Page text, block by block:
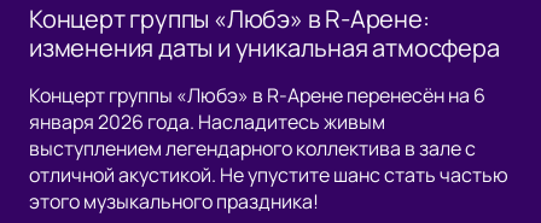
Концерт группы «Любэ» в R-Арене:
изменения даты и уникальная атмосфера
Концерт группы «Любэ» в R-Арене перенесён на 6
января 2026 года. Насладитесь живым
выступлением легендарного коллектива в зале с
отличной акустикой. Не упустите шанс стать частью
этого музыкального праздника!